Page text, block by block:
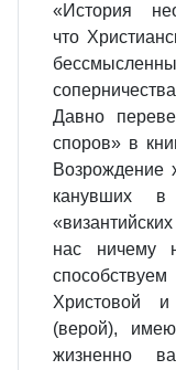
«История
что
Давно
споров» в
Возрождение
канувших в
нас ничему
Христовой
(верой),
жизненно